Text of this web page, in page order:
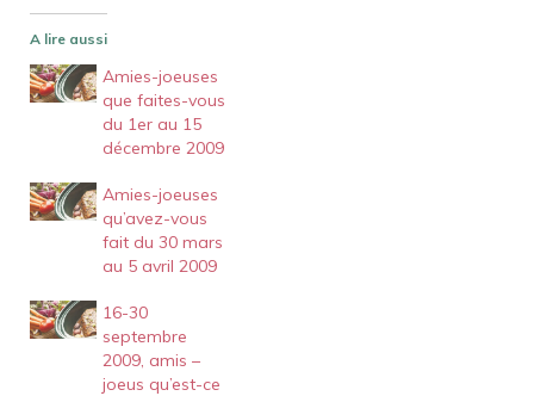
A lire aussi
Amies-joeuses
que faites-vous
du 1er au 15
décembre 2009
Amies-joeuses
qu’avez-vous
fait du 30 mars
au 5 avril 2009
16-30
septembre
2009, amis –
joeus qu’est-ce